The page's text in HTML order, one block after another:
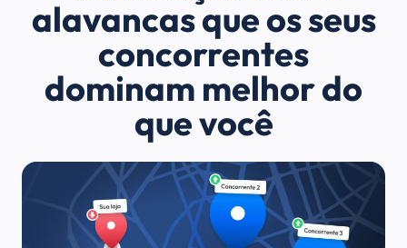
alavancas que os seus
concorrentes
dominam melhor do
que você